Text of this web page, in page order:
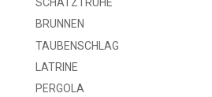
SCHATZTRUHE
BRUNNEN
TAUBENSCHLAG
LATRINE
PERGOLA